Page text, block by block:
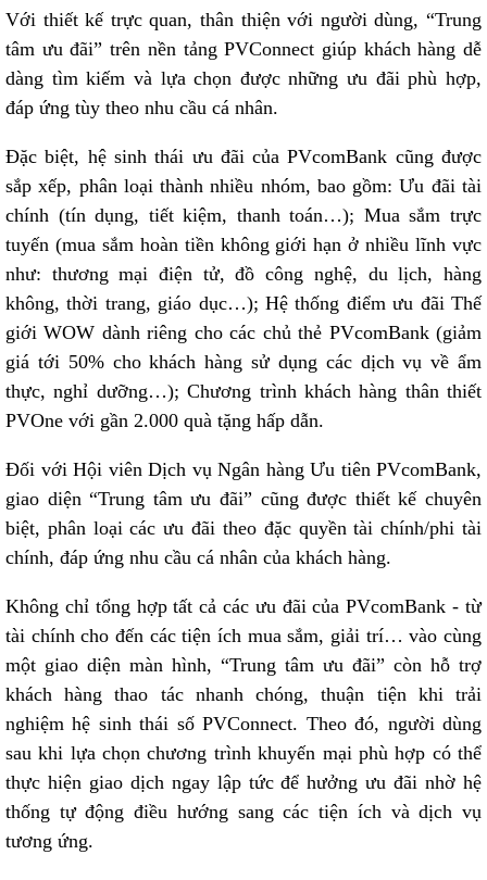
Với thiết kế trực quan, thân thiện với người dùng, “Trung
tâm ưu đãi” trên nền tảng PVConnect giúp khách hàng dễ
dàng tìm kiếm và lựa chọn được những ưu đãi phù hợp,
đáp ứng tùy theo nhu cầu cá nhân.
Đặc biệt, hệ sinh thái ưu đãi của PVcomBank cũng được
sắp xếp, phân loại thành nhiều nhóm, bao gồm: Ưu đãi tài
chính (tín dụng, tiết kiệm, thanh toán…); Mua sắm trực
tuyến (mua sắm hoàn tiền không giới hạn ở nhiều lĩnh vực
như: thương mại điện tử, đồ công nghệ, du lịch, hàng
không, thời trang, giáo dục…); Hệ thống điểm ưu đãi Thế
giới WOW dành riêng cho các chủ thẻ PVcomBank (giảm
giá tới 50% cho khách hàng sử dụng các dịch vụ về ẩm
thực, nghỉ dưỡng…); Chương trình khách hàng thân thiết
PVOne với gần 2.000 quà tặng hấp dẫn.
Đối với Hội viên Dịch vụ Ngân hàng Ưu tiên PVcomBank,
giao diện “Trung tâm ưu đãi” cũng được thiết kế chuyên
biệt, phân loại các ưu đãi theo đặc quyền tài chính/phi tài
chính, đáp ứng nhu cầu cá nhân của khách hàng.
Không chỉ tổng hợp tất cả các ưu đãi của PVcomBank - từ
tài chính cho đến các tiện ích mua sắm, giải trí… vào cùng
một giao diện màn hình, “Trung tâm ưu đãi” còn hỗ trợ
khách hàng thao tác nhanh chóng, thuận tiện khi trải
nghiệm hệ sinh thái số PVConnect. Theo đó, người dùng
sau khi lựa chọn chương trình khuyến mại phù hợp có thể
thực hiện giao dịch ngay lập tức để hưởng ưu đãi nhờ hệ
thống tự động điều hướng sang các tiện ích và dịch vụ
tương ứng.